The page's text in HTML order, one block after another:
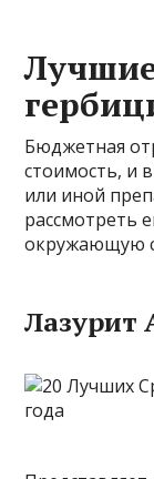
Бюджетная
стоимость, и
или иной
рассмотреть
окружающую
Лазурит